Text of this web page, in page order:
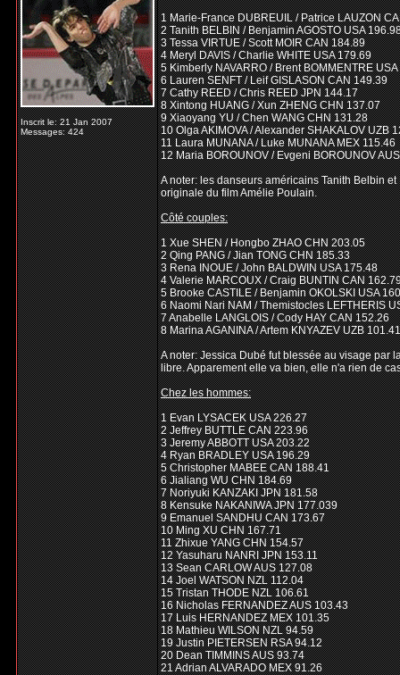
Inscrit le: 21 Jan 2007
Messages: 424
1 Marie-France DUBREUIL / Patrice LAUZON
2 Tanith BELBIN / Benjamin AGOSTO USA
3 Tessa VIRTUE / Scott MOIR CAN 184.89
4 Meryl DAVIS / Charlie WHITE USA 179.69
5 Kimberly NAVARRO / Brent BOMMENTRE
6 Lauren SENFT / Leif GISLASON CAN 149.39
7 Cathy REED / Chris REED JPN 144.17
8 Xintong HUANG / Xun ZHENG CHN 137.07
9 Xiaoyang YU / Chen WANG CHN 131.28
10 Olga AKIMOVA / Alexander SHAKALOV UZB
11 Laura MUNANA / Luke MUNANA MEX 115.46
12 Maria BOROUNOV / Evgeni BOROUNOV
A noter: les danseurs américains Tanith Belbin
originale du film Amélie Poulain.
Côté couples:
1 Xue SHEN / Hongbo ZHAO CHN 203.05
2 Qing PANG / Jian TONG CHN 185.33
3 Rena INOUE / John BALDWIN USA 175.48
4 Valerie MARCOUX / Craig BUNTIN CAN
5 Brooke CASTILE / Benjamin OKOLSKI USA
6 Naomi Nari NAM / Themistocles LEFTHERIS
7 Anabelle LANGLOIS / Cody HAY CAN 152.26
8 Marina AGANINA / Artem KNYAZEV UZB 101.41
A noter: Jessica Dubé fut blessée au visage par
libre. Apparement elle va bien, elle n'a rien de
Chez les hommes:
1 Evan LYSACEK USA 226.27
2 Jeffrey BUTTLE CAN 223.96
3 Jeremy ABBOTT USA 203.22
4 Ryan BRADLEY USA 196.29
5 Christopher MABEE CAN 188.41
6 Jialiang WU CHN 184.69
7 Noriyuki KANZAKI JPN 181.58
8 Kensuke NAKANIWA JPN 177.039
9 Emanuel SANDHU CAN 173.67
10 Ming XU CHN 167.71
11 Zhixue YANG CHN 154.57
12 Yasuharu NANRI JPN 153.11
13 Sean CARLOW AUS 127.08
14 Joel WATSON NZL 112.04
15 Tristan THODE NZL 106.61
16 Nicholas FERNANDEZ AUS 103.43
17 Luis HERNANDEZ MEX 101.35
18 Mathieu WILSON NZL 94.59
19 Justin PIETERSEN RSA 94.12
20 Dean TIMMINS AUS 93.74
21 Adrian ALVARADO MEX 91.26